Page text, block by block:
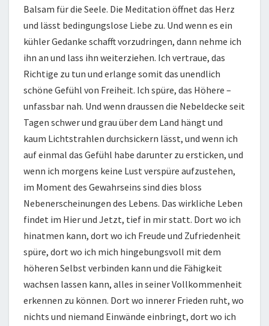
Balsam für die Seele. Die Meditation öffnet das Herz
und lässt bedingungslose Liebe zu. Und wenn es ein
kühler Gedanke schafft vorzudringen, dann nehme ich
ihn an und lass ihn weiterziehen. Ich vertraue, das
Richtige zu tun und erlange somit das unendlich
schöne Gefühl von Freiheit. Ich spüre, das Höhere –
unfassbar nah. Und wenn draussen die Nebeldecke seit
Tagen schwer und grau über dem Land hängt und
kaum Lichtstrahlen durchsickern lässt, und wenn ich
auf einmal das Gefühl habe darunter zu ersticken, und
wenn ich morgens keine Lust verspüre aufzustehen,
im Moment des Gewahrseins sind dies bloss
Nebenerscheinungen des Lebens. Das wirkliche Leben
findet im Hier und Jetzt, tief in mir statt. Dort wo ich
hinatmen kann, dort wo ich Freude und Zufriedenheit
spüre, dort wo ich mich hingebungsvoll mit dem
höheren Selbst verbinden kann und die Fähigkeit
wachsen lassen kann, alles in seiner Vollkommenheit
erkennen zu können. Dort wo innerer Frieden ruht, wo
nichts und niemand Einwände einbringt, dort wo ich